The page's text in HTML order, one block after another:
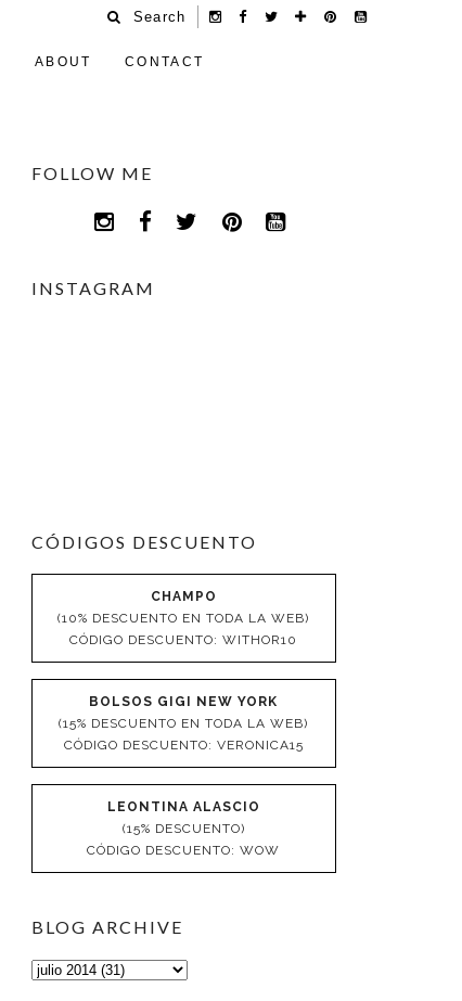
Search
ABOUT CONTACT
FOLLOW ME
INSTAGRAM
CÓDIGOS DESCUENTO
CHAMPO
(10% DESCUENTO EN TODA LA WEB)
CÓDIGO DESCUENTO: WITHOR10
BOLSOS GIGI NEW YORK
(15% DESCUENTO EN TODA LA WEB)
CÓDIGO DESCUENTO: VERONICA15
LEONTINA ALASCIO
(15% DESCUENTO)
CÓDIGO DESCUENTO: WOW
BLOG ARCHIVE